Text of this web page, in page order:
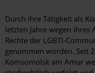
Durch ihre Tätigkeit als
letzten Jahre wegen
Rechte der LGBTI-
genommen worden. Seit
Komsomolsk am Amur